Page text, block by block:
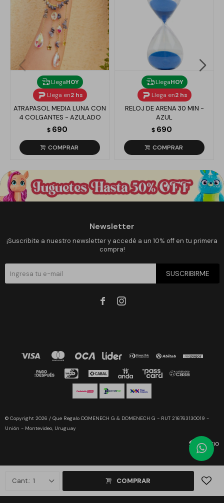
1 COMPRAR
LlegaHOY
Llega en2 hs
ATRAPASOL MEDIA LUNA CON
4 COLGANTES - AZULADO
$ 690
LlegaHOY
Llega en2 hs
RELOJ DE ARENA 30 MIN -
AZUL
$ 690
Newsletter
¡Suscribite a nuestro newsletter y accedé a un 10% off en tu primera
compra!
SUSCRIBIRME
 
© Copyright 2026 / Que Regalo DOMENECH G & DOMENECH G - RUT 216763130019 -
Unión - Montevideo, Uruguay